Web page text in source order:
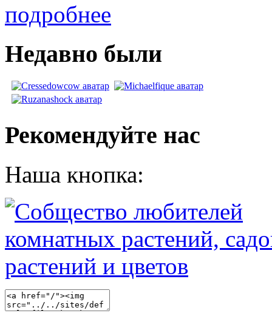
подробнее
Недавно были
Рекомендуйте нас
Наша кнопка: